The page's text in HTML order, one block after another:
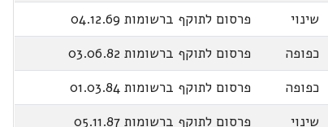
שינוי
פרסום לתוקף ברשומות 04.12.69
כפופה
פרסום לתוקף ברשומות 03.06.82
כפופה
פרסום לתוקף ברשומות 01.03.84
שינוי
פרסום לתוקף ברשומות 05.11.87